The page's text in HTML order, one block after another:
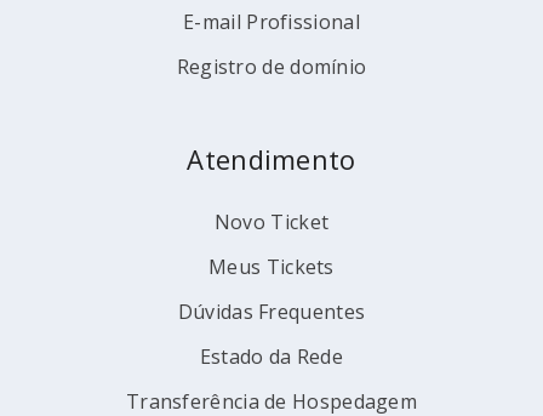
E-mail Profissional
Registro de domínio
Atendimento
Novo Ticket
Meus Tickets
Dúvidas Frequentes
Estado da Rede
Transferência de Hospedagem